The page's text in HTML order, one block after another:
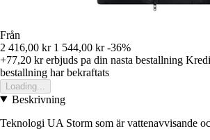
Från
2 416,00 kr 1 544,00 kr -36%
+77,20 krerbjuds pa din nasta bestallning
bestallning har bekraftats
Loading...
Beskrivning
Teknologi UA Storm som är vattenavvisande